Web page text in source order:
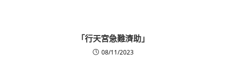
「行天宮急難濟助」
08/11/2023